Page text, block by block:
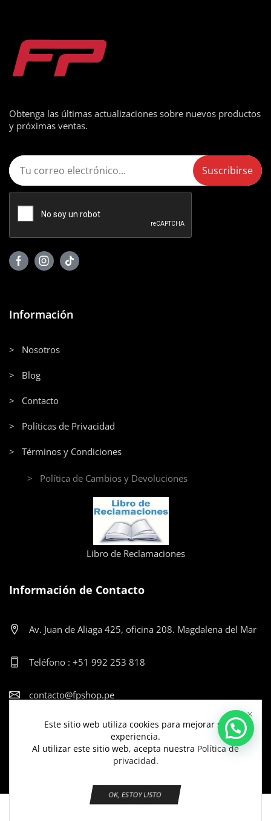
Este sitio web utiliza cookies para mejorar su
experiencia.
Al utilizar este sitio web, acepta nuestra Política de
privacidad.
OK, ESTOY LISTO
Obtenga las últimas actualizaciones sobre nuevos productos
y próximas ventas.
Información
> Nosotros
> Blog
> Contacto
> Políticas de Privacidad
> Términos y Condiciones
> Política de Cambios y Devoluciones
Libro de Reclamaciones
Información de Contacto
Av. Juan de Aliaga 425, oficina 208. Magdalena del Mar
Teléfono : +51 992 253 818
contacto@fpshop.pe
Lun-Vier: 9:00am - 12:00pm y de 2:00pm - 5:30pm
Copyright © 2025 FP SHOP | Todos los derechos reservados.